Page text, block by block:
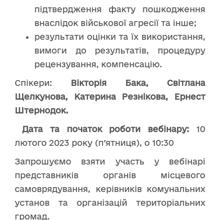
підтвердження факту пошкодження
внаслідок військової агресії та інше;
результати оцінки та їх використання,
вимоги до результатів, процедуру
рецензування, компенсацію.
Спікери: Вікторія Бака, Світлана
Щелкунова, Катерина Резнікова, Ернест
Штернодок.
Дата та початок роботи вебінару:10
лютого 2023 року (п’ятниця), о 10:30
Запрошуємо взяти участь у вебінарі
представників органів місцевого
самоврядування, керівників комунальних
установ та організацій територіальних
громад.